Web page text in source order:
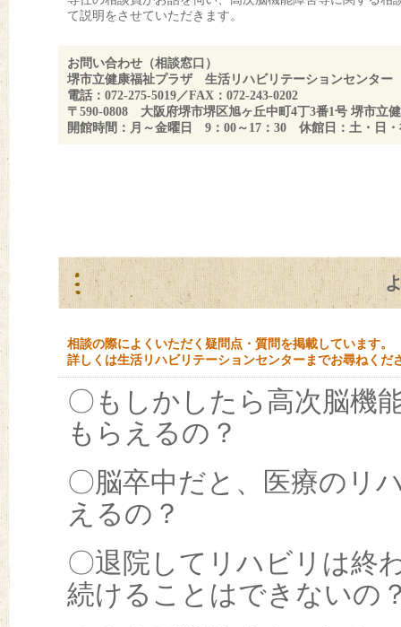
て説明をさせていただきます。
お問い合わせ（相談窓口）
堺市立健康福祉プラザ 生活リハビリテーションセンター
電話：072-275-5019／FAX：072-243-0202
〒590-0808 大阪府堺市堺区旭ヶ丘中町4丁3番1号 堺市立
開館時間：月～金曜日 9：00～17：30 休館日：土・日・
相談の際によくいただく疑問点・質問を掲載しています。
詳しくは生活リハビリテーションセンターまでお尋ねくだ
〇もしかしたら高次脳機
もらえるの？
〇脳卒中だと、医療のリ
えるの？
〇退院してリハビリは終
続けることはできないの